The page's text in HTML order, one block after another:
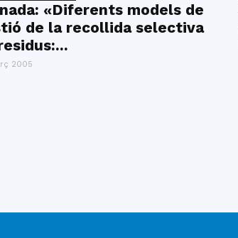
Maresme
«Diferents models de
de la recollida selectiva
2005